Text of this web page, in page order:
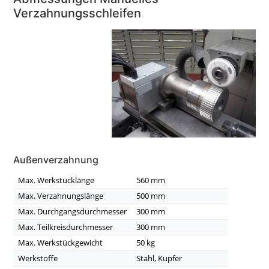
Verzahnungsschleifen
Außenverzahnung
Max. Werkstücklänge
560 mm
Max. Verzahnungslänge
500 mm
Max. Durchgangsdurchmesser
300 mm
Max. Teilkreisdurchmesser
300 mm
Max. Werkstückgewicht
50 kg
Werkstoffe
Stahl, Kupfer